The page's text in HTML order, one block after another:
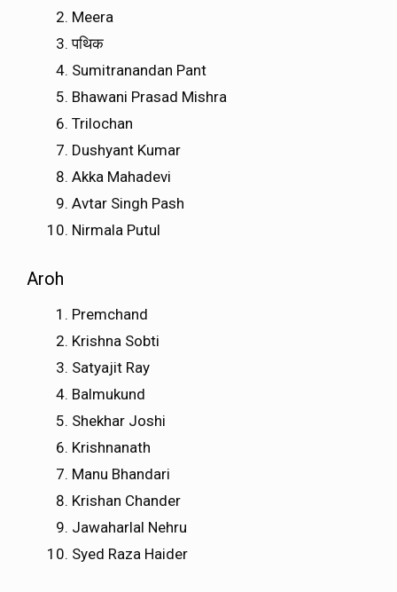
Meera
पथिक
Sumitranandan Pant
Bhawani Prasad Mishra
Trilochan
Dushyant Kumar
Akka Mahadevi
Avtar Singh Pash
Nirmala Putul
Aroh
Premchand
Krishna Sobti
Satyajit Ray
Balmukund
Shekhar Joshi
Krishnanath
Manu Bhandari
Krishan Chander
Jawaharlal Nehru
Syed Raza Haider